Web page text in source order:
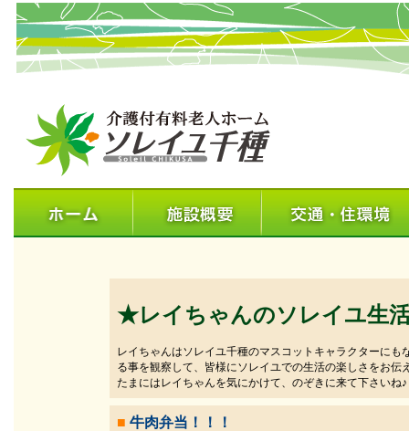
★レイちゃんのソレイユ生
レイちゃんはソレイユ千種のマスコットキャラクターに
る事を観察して、皆様にソレイユでの生活の楽しさをお伝
たまにはレイちゃんを気にかけて、のぞきに来て下さいね♪
■ 牛肉弁当！！！